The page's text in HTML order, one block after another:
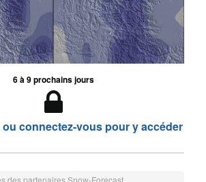
6 à 9 prochains jours
connectez-vous pour y accéder
des partenaires Snow-Forecast